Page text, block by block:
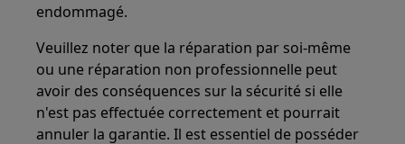
endommagé.
Veuillez noter que la réparation par soi-même
ou une réparation non professionnelle peut
avoir des conséquences sur la sécurité si elle
n'est pas effectuée correctement et pourrait
annuler la garantie. Il est essentiel de posséder